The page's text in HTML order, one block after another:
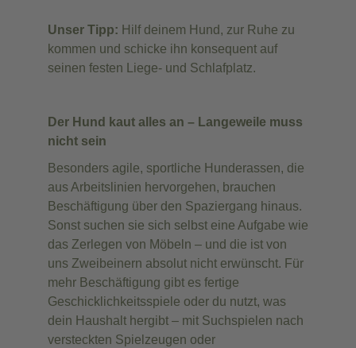
Unser Tipp: Hilf deinem Hund, zur Ruhe zu
kommen und schicke ihn konsequent auf
seinen festen Liege- und Schlafplatz.
Der Hund kaut alles an – Langeweile muss
nicht sein
Besonders agile, sportliche Hunderassen, die
aus Arbeitslinien hervorgehen, brauchen
Beschäftigung über den Spaziergang hinaus.
Sonst suchen sie sich selbst eine Aufgabe wie
das Zerlegen von Möbeln – und die ist von
uns Zweibeinern absolut nicht erwünscht. Für
mehr Beschäftigung gibt es fertige
Geschicklichkeitsspiele oder du nutzt, was
dein Haushalt hergibt – mit Suchspielen nach
versteckten Spielzeugen oder